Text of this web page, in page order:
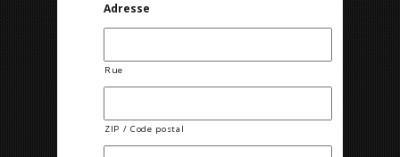
Adresse
Rue
ZIP / Code postal